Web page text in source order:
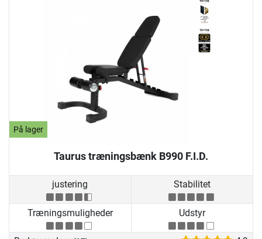
På lager
Taurus træningsbænk B990 F.I.D.
justering Stabilitet
Træningsmuligheder Udstyr